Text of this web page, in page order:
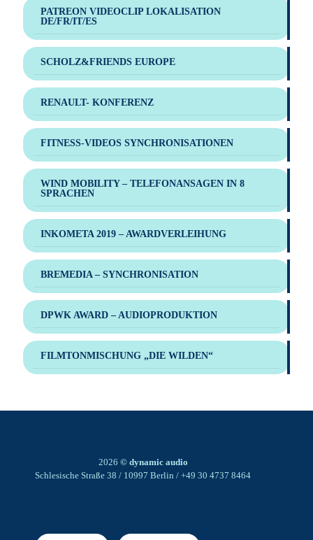
PATREON VIDEOCLIP LOKALISATION
DE/FR/IT/ES
SCHOLZ&FRIENDS EUROPE
RENAULT- KONFERENZ
FITNESS-VIDEOS SYNCHRONISATIONEN
WIND MOBILITY – TELEFONANSAGEN IN 8
SPRACHEN
INKOMETA 2019 – AWARDVERLEIHUNG
BREMEDIA – SYNCHRONISATION
DPWK AWARD – AUDIOPRODUKTION
FILMTONMISCHUNG „DIE WILDEN“
2026 © dynamic audio
Schlesische Straße 38 / 10997 Berlin / +49 30 4737 8464